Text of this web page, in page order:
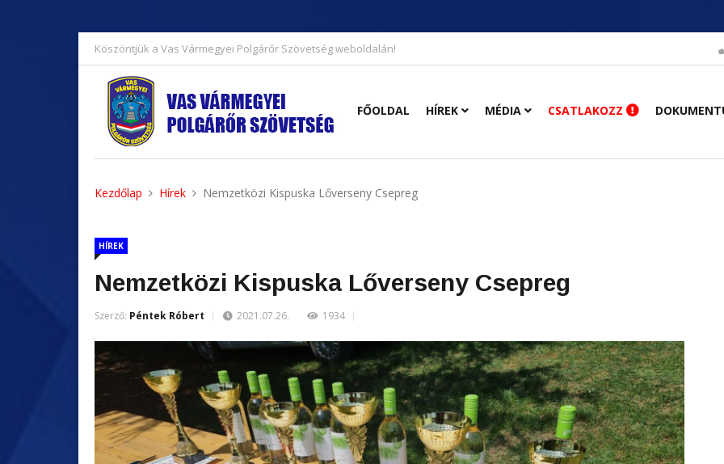
Köszöntjük a Vas Vármegyei Polgárőr Szövetség weboldalán!
FŐOLDAL HÍREK MÉDIA CSATLAKOZZ
Kezdőlap Hírek Nemzetközi Kispuska Lőverseny Csepreg
HÍREK
Nemzetközi Kispuska Lőverseny Csepreg
Szerző: Péntek Róbert 2021.07.26. 1934